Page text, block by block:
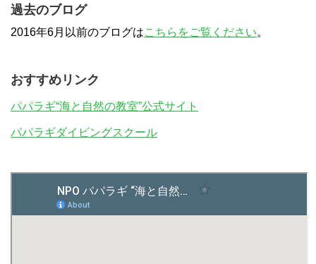
過去のブログ
2016年6月以前のブログはこちらをご覧ください。
おすすめリンク
パパラギ“海と自然の教室”公式サイト
パパラギダイビングスクール